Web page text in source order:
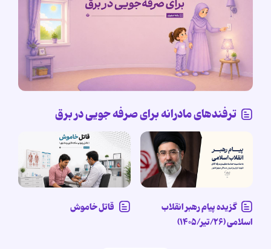
ترفندهای مادرانه برای صرفه جویی در برق
گزیده پیام رهبر انقلاب
اسلامی (۲۶/تیر/۱۴۰۵)
قاتل خاموش